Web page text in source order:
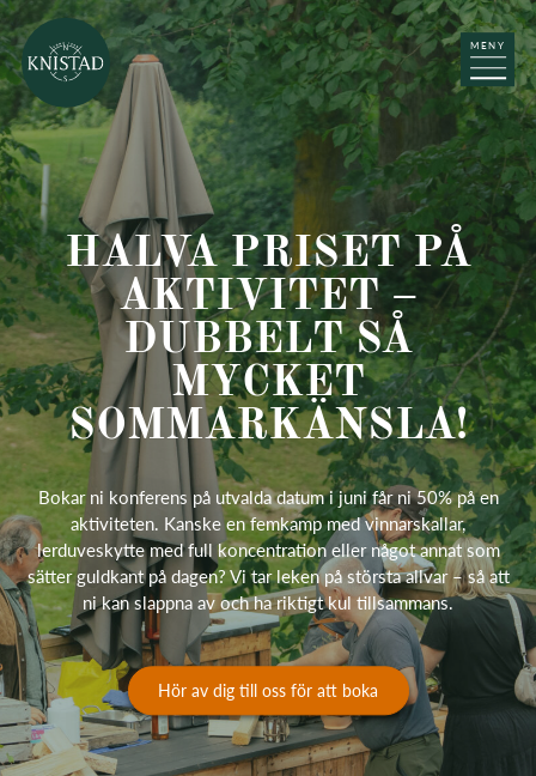
MENY
HALVA PRISET PÅ
AKTIVITET –
DUBBELT SÅ
MYCKET
SOMMARKÄNSLA!
Bokar ni konferens på utvalda datum i juni får ni 50% på en
aktiviteten. Kanske en femkamp med vinnarskallar,
lerduveskytte med full koncentration eller något annat som
sätter guldkant på dagen? Vi tar leken på största allvar – så att
ni kan slappna av och ha riktigt kul tillsammans.
Hör av dig till oss för att boka